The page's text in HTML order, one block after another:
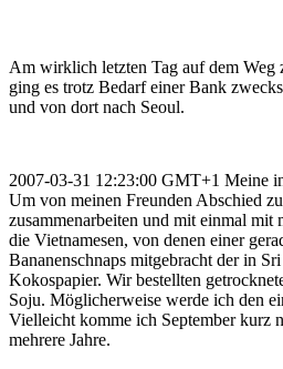
Am wirklich letzten Tag auf dem Weg
ging es trotz Bedarf einer Bank
und von dort nach Seoul.
2007-03-31 12:23:00 GMT+1 Meine
Um von meinen Freunden Abschied
zusammenarbeiten und mit einmal mit
die Vietnamesen, von denen einer
Bananenschnaps mitgebracht der in
Kokospapier. Wir bestellten
Soju. Möglicherweise werde ich den
Vielleicht komme ich September kurz
mehrere Jahre.